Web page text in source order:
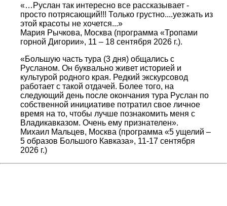
«…Руслан так интересно все рассказывает -
просто потрясающий!!! Только грустно....уезжать из
этой красоты не хочется...»
Мария Рычкова, Москва (программа «Тропами
горной Дигории», 11 – 18 сентября 2026 г.).
«Большую часть тура (3 дня) общались с
Русланом. Он буквально живет историей и
культурой родного края. Редкий экскурсовод
работает с такой отдачей. Более того, на
следующий день после окончания тура Руслан по
собственной инициативе потратил свое личное
время на то, чтобы лучше познакомить меня с
Владикавказом. Очень ему признателен».
Михаил Мальцев, Москва (программа «5 ущелий –
5 образов Большого Кавказа», 11-17 сентября
2026 г.)